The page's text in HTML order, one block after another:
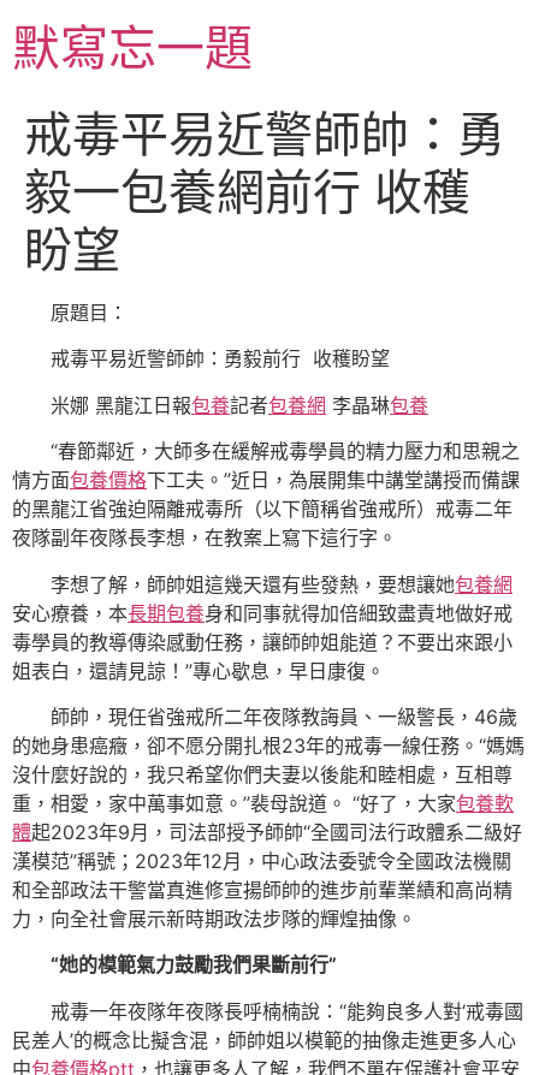
至
主默寫忘一題
戒毒平易近警師帥：勇
毅一包養網前行 收穫
盼望
原題目：
戒毒平易近警師帥：勇毅前行 收穫盼望
米娜 黑龍江日報包養記者包養網 李晶琳包養
“春節鄰近，大師多在緩解戒毒學員的精力壓力和思親之
情方面包養價格下工夫。”近日，為展開集中講堂講授而備課
的黑龍江省強迫隔離戒毒所（以下簡稱省強戒所）戒毒二年
夜隊副年夜隊長李想，在教案上寫下這行字。
李想了解，師帥姐這幾天還有些發熱，要想讓她包養網
安心療養，本長期包養身和同事就得加倍細致盡責地做好戒
毒學員的教導傳染感動任務，讓師帥姐能道？不要出來跟小
姐表白，還請見諒！”專心歇息，早日康復。
師帥，現任省強戒所二年夜隊教誨員、一級警長，46歲
的她身患癌癥，卻不愿分開扎根23年的戒毒一線任務。“媽媽
沒什麼好說的，我只希望你們夫妻以後能和睦相處，互相尊
重，相愛，家中萬事如意。”裴母說道。 “好了，大家包養軟
體起2023年9月，司法部授予師帥“全國司法行政體系二級好
漢模范”稱號；2023年12月，中心政法委號令全國政法機關
和全部政法干警當真進修宣揚師帥的進步前輩業績和高尚精
力，向全社會展示新時期政法步隊的輝煌抽像。
“她的模範氣力鼓勵我們果斷前行”
戒毒一年夜隊年夜隊長呼楠楠說：“能夠良多人對‘戒毒國
民差人’的概念比擬含混，師帥姐以模範的抽像走進更多人心
中包養價格ptt ，也讓更多人了解，我們不單在保護社會平安